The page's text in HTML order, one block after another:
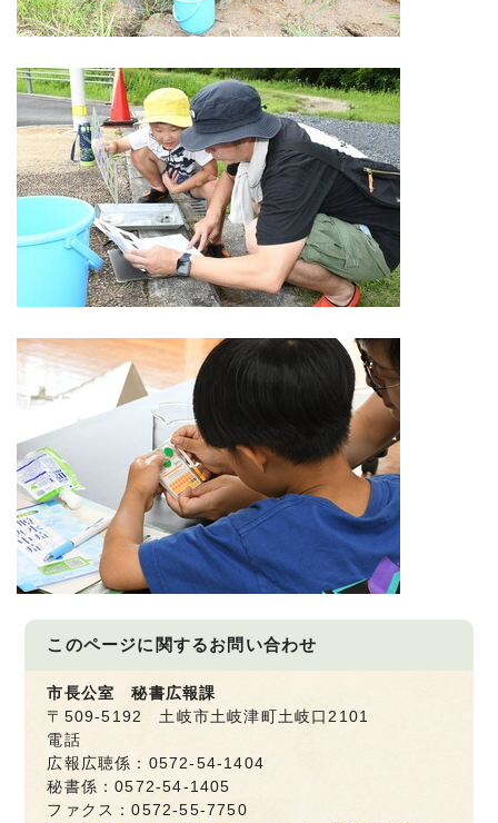
このページに関するお問い合わせ
市長公室 秘書広報課
〒509-5192 土岐市土岐津町土岐口2101
電話
広報広聴係：0572-54-1404
秘書係：0572-54-1405
ファクス：0572-55-7750